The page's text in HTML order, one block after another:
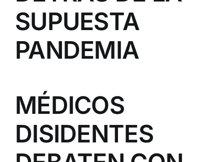
SUPUESTA
PANDEMIA
MÉDICOS
DISIDENTES